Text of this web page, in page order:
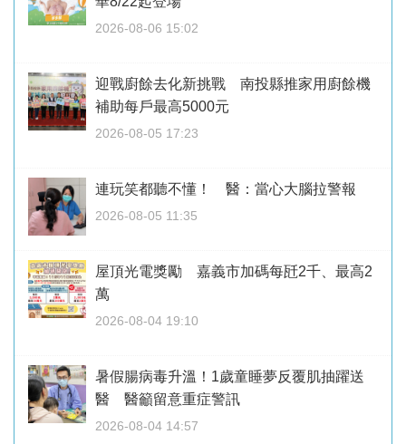
2026-08-06 15:02
迎戰廚餘去化新挑戰 南投縣推家用廚餘機
補助每戶最高5000元
2026-08-05 17:23
連玩笑都聽不懂！ 醫：當心大腦拉警報
2026-08-05 11:35
屋頂光電獎勵 嘉義市加碼每瓩2千、最高2
萬
2026-08-04 19:10
暑假腸病毒升溫！1歲童睡夢反覆肌抽躍送
醫 醫籲留意重症警訊
2026-08-04 14:57